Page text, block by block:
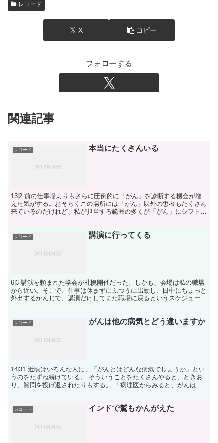
レコード
X コピー
フォローする
関連記事
レコード 本当にたくさんいる
13|2 前の仕事場よりもさらに圧倒的に「がん」を診断する機会が増
えた気がする。おそらくこの場所には「がん」以外の患者もたくさん
来ているのだけれど、私が担当する範囲の多くが「がん」にシフトし
レコード 講演に行ってくる
6|3 講演を頼まれた学会が札幌開催だった。しかも、会場は私の職場
から近い。そこで、仕事は休まずにふつうに出勤し、日中にちょっと
外出するかんじで、講演だけしてまた職場に戻るというスケジュール
レコード がんは他の病気とどう違いますか
14|31 近頃はいろんな人に、「がんとはどんな病気でしょうか」とい
うのをたずね続けている。 そういうことをたくさんやると、ときお
り、質問を投げ返されたりもする。 「病理医からみると、がんはど
レコード インドで鷲もかんがえた